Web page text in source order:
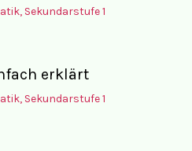
, Sekundarstufe 1
erklärt
, Sekundarstufe 1